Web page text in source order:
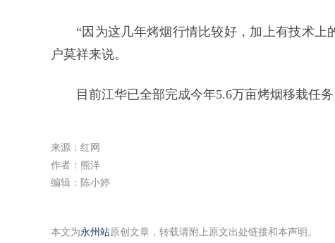
“因为这几年烤烟行情比较好，加上有技术
户莫祥来说。
目前江华已全部完成今年5.6万亩烤烟移栽任
来源：红网
作者：熊洋
编辑：陈小婷
本文为永州站原创文章，转载请附上原文出处链接和本声明。